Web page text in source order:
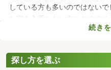
している方も多いのではない
な家を入手したい方におすす
みの中古一軒家を紹介します
快適に暮らせますよ。
続き
探し方を選ぶ